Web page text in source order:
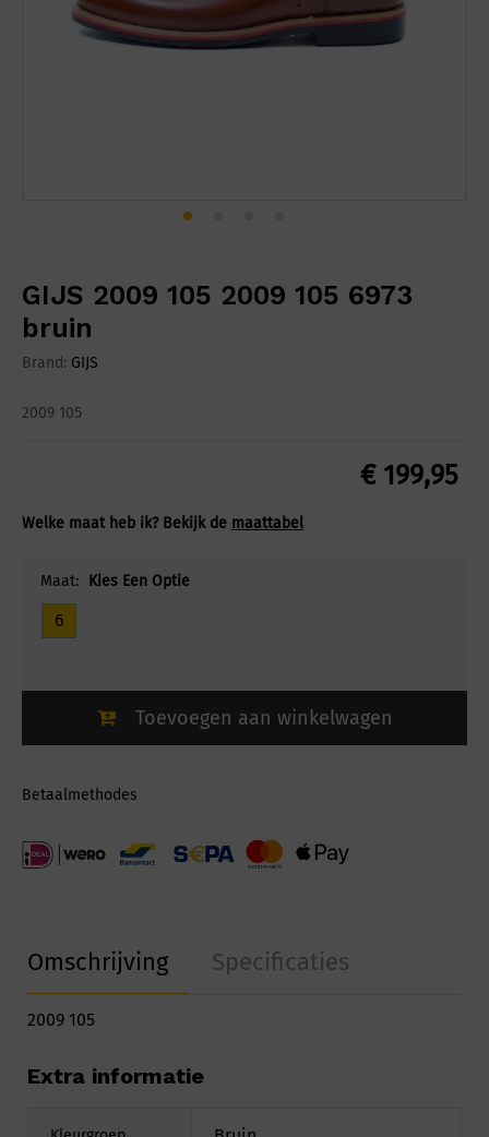
GIJS 2009 105 2009 105 6973
bruin
Brand: GIJS
2009 105
€199,95
Welke maat heb ik? Bekijk de maattabel
Maat: Kies Een Optie
6
Toevoegen aan winkelwagen
Betaalmethodes
Omschrijving Specificaties
2009 105
Extra informatie